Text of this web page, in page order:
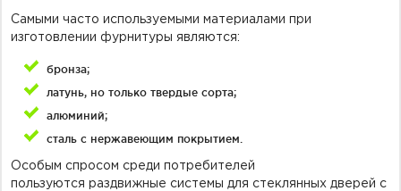
Самыми часто используемыми материалами при
изготовлении фурнитуры являются:
бронза;
латунь, но только твердые сорта;
алюминий;
сталь с нержавеющим покрытием.
Особым спросом среди потребителей
пользуются раздвижные системы для стеклянных дверей с